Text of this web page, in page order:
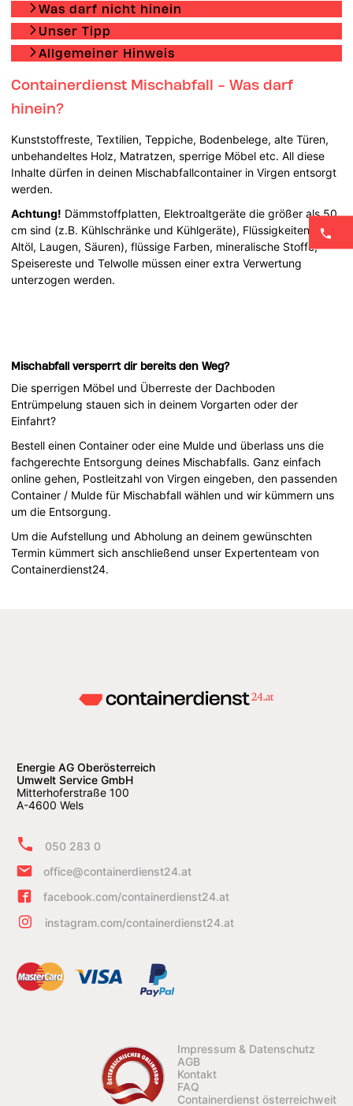
Was darf nicht hinein
Unser Tipp
Allgemeiner Hinweis
Containerdienst Mischabfall - Was darf
hinein?
Kunststoffreste, Textilien, Teppiche, Bodenbelege, alte Türen,
unbehandeltes Holz, Matratzen, sperrige Möbel etc. All diese
Inhalte dürfen in deinen Mischabfallcontainer in Virgen entsorgt
werden.
Achtung! Dämmstoffplatten, Elektroaltgeräte die größer als 50
cm sind (z.B. Kühlschränke und Kühlgeräte), Flüssigkeiten (z.B.
Altöl, Laugen, Säuren), flüssige Farben, mineralische Stoffe,
Speisereste und Telwolle müssen einer extra Verwertung
unterzogen werden.
Mischabfall versperrt dir bereits den Weg?
Die sperrigen Möbel und Überreste der Dachboden
Entrümpelung stauen sich in deinem Vorgarten oder der
Einfahrt?
Bestell einen Container oder eine Mulde und überlass uns die
fachgerechte Entsorgung deines Mischabfalls. Ganz einfach
online gehen, Postleitzahl von Virgen eingeben, den passenden
Container / Mulde für Mischabfall wählen und wir kümmern uns
um die Entsorgung.
Um die Aufstellung und Abholung an deinem gewünschten
Termin kümmert sich anschließend unser Expertenteam von
Containerdienst24.
Energie AG Oberösterreich
Umwelt Service GmbH
Mitterhoferstraße 100
A-4600 Wels
050 283 0
office@containerdienst24.at
facebook.com/containerdienst24.at
instagram.com/containerdienst24.at
Impressum & Datenschutz
AGB
Kontakt
FAQ
Containerdienst österreichweit